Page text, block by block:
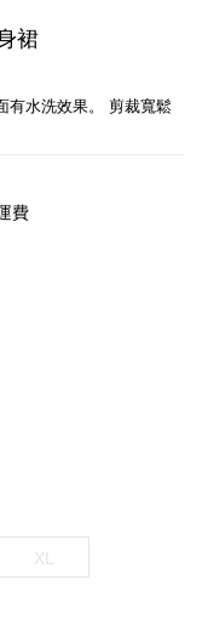
裙
有水洗效果。 剪裁寬鬆
費
XL